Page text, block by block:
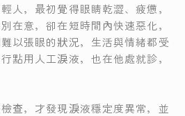
人，最初覺得眼睛乾澀、疲憊，
在意，卻在短時間內快速惡化，
以張眼的狀況，生活與情緒都受
點用人工淚液，也在他處就診，
查，才發現淚液穩定度異常，並